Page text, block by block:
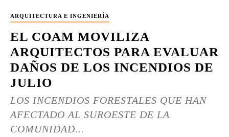
ARQUITECTURA E INGENIERÍA
EL COAM MOVILIZA
ARQUITECTOS PARA EVALUAR
DAÑOS DE LOS INCENDIOS DE
JULIO
LOS INCENDIOS FORESTALES QUE HAN
AFECTADO AL SUROESTE DE LA
COMUNIDAD...